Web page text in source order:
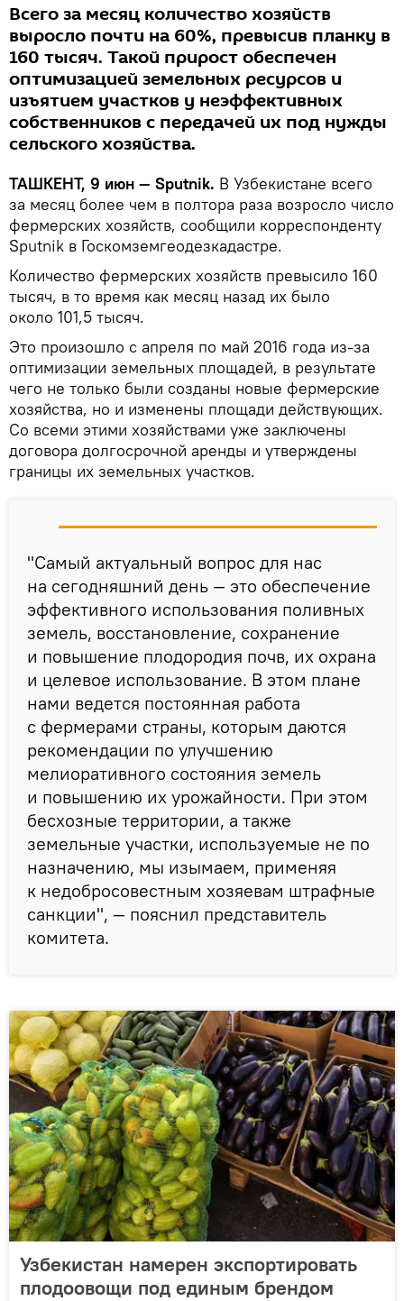
Всего за месяц количество хозяйств
выросло почти на 60%, превысив планку в
160 тысяч. Такой прирост обеспечен
оптимизацией земельных ресурсов и
изъятием участков у неэффективных
собственников с передачей их под нужды
сельского хозяйства.
ТАШКЕНТ, 9 июн — Sputnik. В Узбекистане всего
за месяц более чем в полтора раза возросло число
фермерских хозяйств, сообщили корреспонденту
Sputnik в Госкомземгеодезкадастре.
Количество фермерских хозяйств превысило 160
тысяч, в то время как месяц назад их было
около 101,5 тысяч.
Это произошло с апреля по май 2016 года из-за
оптимизации земельных площадей, в результате
чего не только были созданы новые фермерские
хозяйства, но и изменены площади действующих.
Со всеми этими хозяйствами уже заключены
договора долгосрочной аренды и утверждены
границы их земельных участков.
"Самый актуальный вопрос для нас
на сегодняшний день — это обеспечение
эффективного использования поливных
земель, восстановление, сохранение
и повышение плодородия почв, их охрана
и целевое использование. В этом плане
нами ведется постоянная работа
с фермерами страны, которым даются
рекомендации по улучшению
мелиоративного состояния земель
и повышению их урожайности. При этом
бесхозные территории, а также
земельные участки, используемые не по
назначению, мы изымаем, применяя
к недобросовестным хозяевам штрафные
санкции", — пояснил представитель
комитета.
Узбекистан намерен экспортировать
плодоовощи под единым брендом